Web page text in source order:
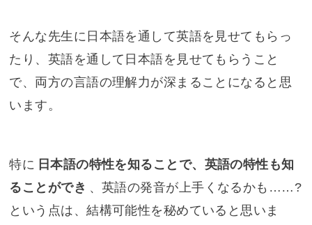
そんな先生に日本語を通して英語を見せてもらっ
たり、英語を通して日本語を見せてもらうこと
で、両方の言語の理解力が深まることになると思
います。
特に 日本語の特性を知ることで、英語の特性も知
ることができ 、英語の発音が上手くなるかも……?
という点は、結構可能性を秘めていると思いま